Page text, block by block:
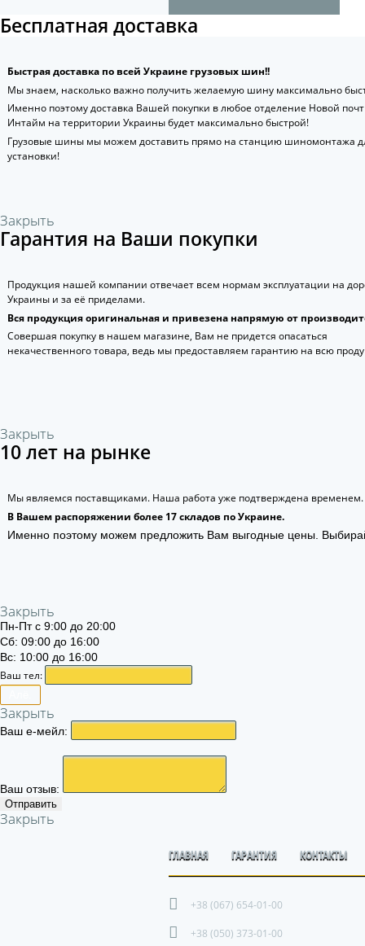
Бесплатная доставка
Быстрая доставка по всей Украине грузовых шин!!
Мы знаем, насколько важно получить желаемую шину максимально
Именно поэтому доставка Вашей покупки в любое отделение Новой
Интайм на территории Украины будет максимально быстрой!
Грузовые шины мы можем доставить прямо на станцию шиномонтажа
установки!
Закрыть
Гарантия на Ваши покупки
Продукция нашей компании отвечает всем нормам эксплуатации на
Украины и за её приделами.
Вся продукция оригинальная и привезена напрямую от
Совершая покупку в нашем магазине, Вам не придется опасаться
некачественного товара, ведь мы предоставляем гарантию на всю
Закрыть
10 лет на рынке
Мы являемся поставщиками. Наша работа уже подтверждена временем.
В Вашем распоряжении более 17 складов по Украине.
Именно поэтому можем предложить Вам выгодные цены.
Закрыть
Пн-Пт с 9:00 до 20:00
Сб: 09:00 до 16:00
Вс: 10:00 до 16:00
Ваш тел:
Закрыть
Ваш е-мейл:
Ваш отзыв:
Отправить
Закрыть
ГЛАВНАЯ ГАРАНТИЯ КОНТАКТЫ
+38 (067) 654-01-00
+38 (050) 373-01-00